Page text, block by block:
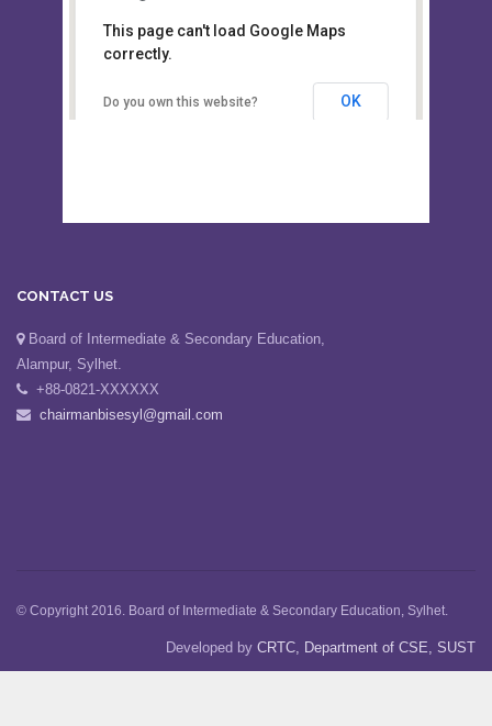
Board of Intermediate &
Secondary Education, Alampur,
This page can't load Google Maps
correctly.
Do you own this website? OK
CONTACT US
Board of Intermediate & Secondary Education,
Alampur, Sylhet.
+88-0821-XXXXXX
chairmanbisesyl@gmail.com
© Copyright 2016. Board of Intermediate & Secondary Education, Sylhet.
Developed by CRTC, Department of CSE, SUST